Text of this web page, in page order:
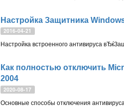
Настройка Защитника
2016-04-21
Как полностью отключить
2004
2020-08-17